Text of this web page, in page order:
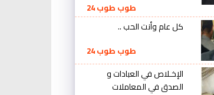
طوب طوب 24
كل عام وأنت الحب ..
طوب طوب 24
الإخـلاص في العبادات و
الصدق في المعاملات